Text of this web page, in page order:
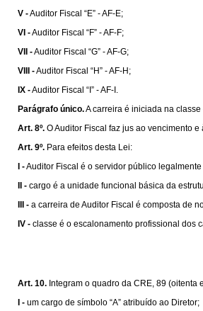
V -Auditor Fiscal “E” - AF-E;
VI -Auditor Fiscal “F” - AF-F;
VII -Auditor Fiscal “G” - AF-G;
VIII -Auditor Fiscal “H” - AF-H;
IX -Auditor Fiscal “I” - AF-I.
Parágrafo único.A carreira é iniciada na classe
Art. 8º. O Auditor Fiscal faz jus ao vencimento
Art. 9º. Para efeitos desta Lei:
I -Auditor Fiscal é o servidor público
II - cargo é a unidade funcional básica da
III - a carreira de Auditor Fiscal é composta de
IV - classe é o escalonamento profissional dos
Art. 10. Integram o quadro da CRE, 89
I - um cargo de símbolo “A” atribuído ao Diretor;